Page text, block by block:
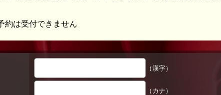
約は受付できません
（漢字）
（カナ）